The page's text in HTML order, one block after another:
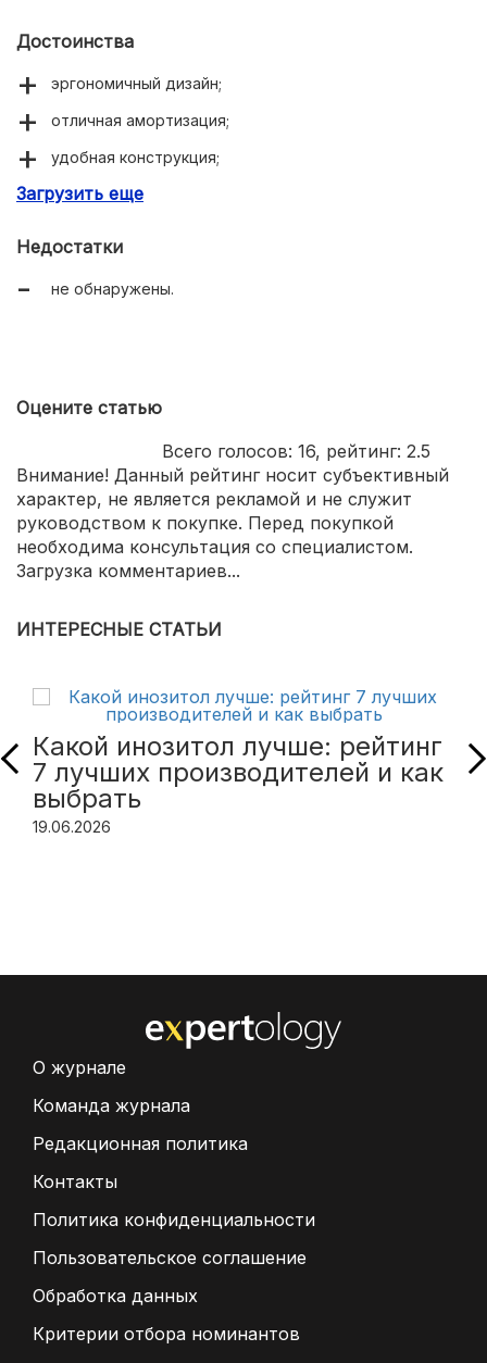
Достоинства
эргономичный дизайн;
отличная амортизация;
удобная конструкция;
защита от попадания грязи и снега внутрь;
специальными шипами).
Загрузить еще
Недостатки
не обнаружены.
Оцените статью
Всего голосов: 16, рейтинг: 2.5
Внимание! Данный рейтинг носит субъективный
характер, не является рекламой и не служит
руководством к покупке. Перед покупкой
необходима консультация со специалистом.
Загрузка комментариев...
ИНТЕРЕСНЫЕ СТАТЬИ
Какой инозитол лучше: рейтинг
7 лучших производителей и как
выбрать
19.06.2026
О журнале
Команда журнала
Редакционная политика
Контакты
Политика конфиденциальности
Пользовательское соглашение
Обработка данных
Критерии отбора номинантов